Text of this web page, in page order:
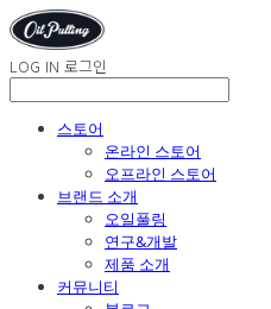
LOG IN 로그인
스토어
온라인 스토어
오프라인 스토어
브랜드 소개
오일풀링
연구&개발
제품 소개
커뮤니티